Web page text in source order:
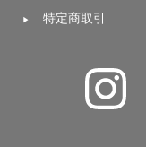
特定商取引